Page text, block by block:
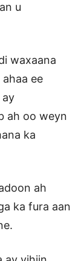
u
waxaana
ee
ay
ah oo weyn
ka
ah
ka fura aan